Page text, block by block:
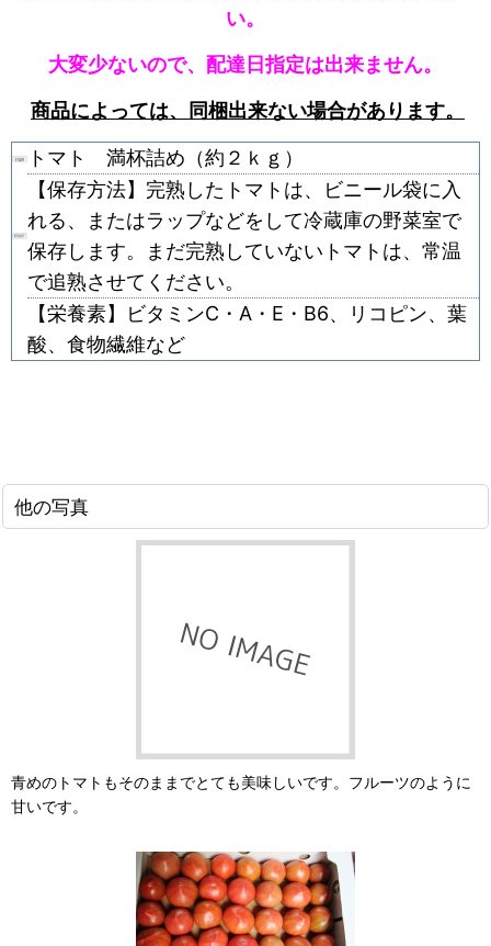
い。
大変少ないので、配達日指定は出来ません。
商品によっては、同梱出来ない場合があります。
トマト 満杯詰め（約２ｋｇ）
【保存方法】完熟したトマトは、ビニール袋に入
れる、またはラップなどをして冷蔵庫の野菜室で
保存します。まだ完熟していないトマトは、常温
で追熟させてください。
【栄養素】ビタミンC・A・E・B6、リコピン、葉
酸、食物繊維など
他の写真
青めのトマトもそのままでとても美味しいです。フルーツのように
甘いです。